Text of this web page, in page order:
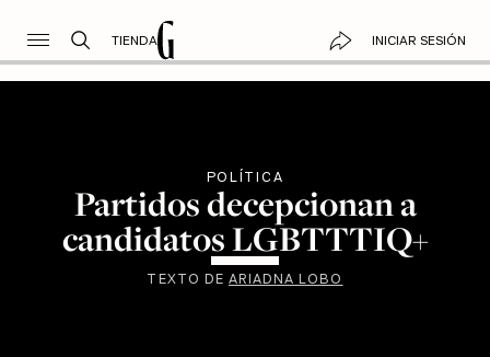
TIENDA INICIAR SESIÓN
POLÍTICA
Partidos decepcionan a
candidatos LGBTTTIQ+
TEXTO DE ARIADNA LOBO